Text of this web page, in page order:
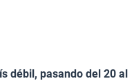
débil, pasando del 20 al